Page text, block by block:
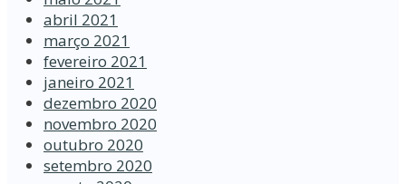
abril 2021
março 2021
fevereiro 2021
janeiro 2021
dezembro 2020
novembro 2020
outubro 2020
setembro 2020